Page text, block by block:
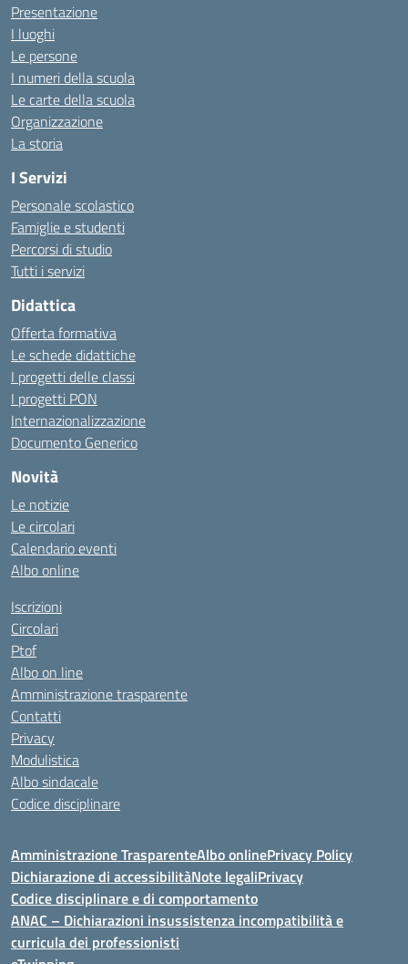
Presentazione
I luoghi
Le persone
I numeri della scuola
Le carte della scuola
Organizzazione
La storia
I Servizi
Personale scolastico
Famiglie e studenti
Percorsi di studio
Tutti i servizi
Didattica
Offerta formativa
Le schede didattiche
I progetti delle classi
I progetti PON
Internazionalizzazione
Documento Generico
Novità
Le notizie
Le circolari
Calendario eventi
Albo online
Iscrizioni
Circolari
Ptof
Albo on line
Amministrazione trasparente
Contatti
Privacy
Modulistica
Albo sindacale
Codice disciplinare
Amministrazione TrasparenteAlbo onlinePrivacy Policy
Dichiarazione di accessibilitàNote legaliPrivacy
Codice disciplinare e di comportamento
ANAC – Dichiarazioni insussistenza incompatibilità e
curricula dei professionisti